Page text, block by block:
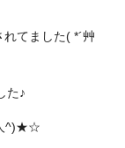
てました( *´艸
た♪
^)★☆